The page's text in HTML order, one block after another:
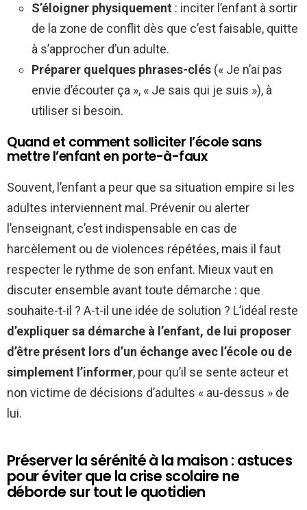
S’éloigner physiquement : inciter l’enfant à sortir
de la zone de conflit dès que c’est faisable, quitte
à s’approcher d’un adulte.
Préparer quelques phrases-clés (« Je n’ai pas
envie d’écouter ça », « Je sais qui je suis »), à
utiliser si besoin.
Quand et comment solliciter l’école sans
mettre l’enfant en porte-à-faux
Souvent, l’enfant a peur que sa situation empire si les
adultes interviennent mal. Prévenir ou alerter
l’enseignant, c’est indispensable en cas de
harcèlement ou de violences répétées, mais il faut
respecter le rythme de son enfant. Mieux vaut en
discuter ensemble avant toute démarche : que
souhaite-t-il ? A-t-il une idée de solution ? L’idéal reste
d’expliquer sa démarche à l’enfant, de lui proposer
d’être présent lors d’un échange avec l’école ou de
simplement l’informer, pour qu’il se sente acteur et
non victime de décisions d’adultes « au-dessus » de
lui.
Préserver la sérénité à la maison : astuces
pour éviter que la crise scolaire ne
déborde sur tout le quotidien